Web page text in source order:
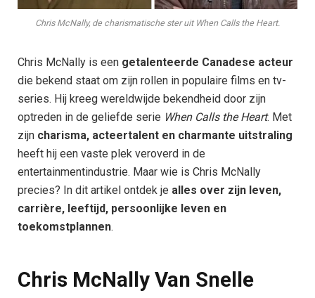
Chris McNally, de charismatische ster uit When Calls the Heart.
Chris McNally is een getalenteerde Canadese acteur
die bekend staat om zijn rollen in populaire films en tv-
series. Hij kreeg wereldwijde bekendheid door zijn
optreden in de geliefde serie When Calls the Heart. Met
zijn charisma, acteertalent en charmante uitstraling
heeft hij een vaste plek veroverd in de
entertainmentindustrie. Maar wie is Chris McNally
precies? In dit artikel ontdek je alles over zijn leven,
carrière, leeftijd, persoonlijke leven en
toekomstplannen.
Chris McNally Van Snelle